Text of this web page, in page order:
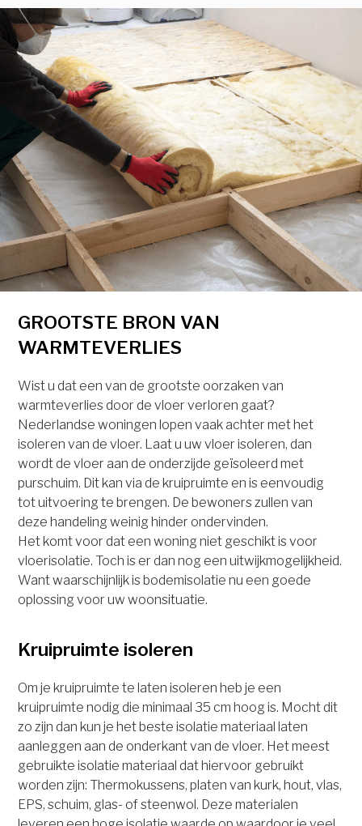
GROOTSTE BRON VAN
WARMTEVERLIES
Wist u dat een van de grootste oorzaken van
warmteverlies door de vloer verloren gaat?
Nederlandse woningen lopen vaak achter met het
isoleren van de vloer. Laat u uw vloer isoleren, dan
wordt de vloer aan de onderzijde geïsoleerd met
purschuim. Dit kan via de kruipruimte en is eenvoudig
tot uitvoering te brengen. De bewoners zullen van
deze handeling weinig hinder ondervinden.
Het komt voor dat een woning niet geschikt is voor
vloerisolatie. Toch is er dan nog een uitwijkmogelijkheid.
Want waarschijnlijk is bodemisolatie nu een goede
oplossing voor uw woonsituatie.
Kruipruimte isoleren
Om je kruipruimte te laten isoleren heb je een
kruipruimte nodig die minimaal 35 cm hoog is. Mocht dit
zo zijn dan kun je het beste isolatie materiaal laten
aanleggen aan de onderkant van de vloer. Het meest
gebruikte isolatie materiaal dat hiervoor gebruikt
worden zijn: Thermokussens, platen van kurk, hout, vlas,
EPS, schuim, glas- of steenwol. Deze materialen